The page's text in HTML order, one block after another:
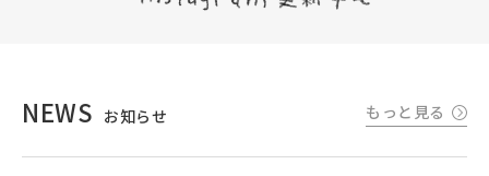
NEWS お知らせ もっと見る